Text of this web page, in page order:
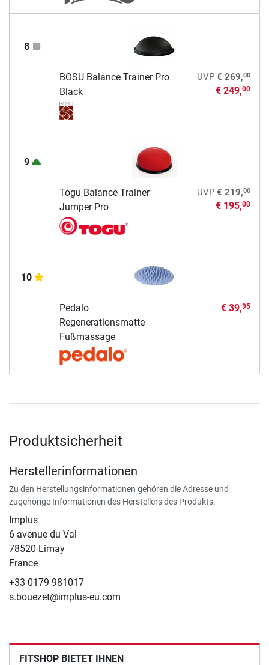
8
BOSU Balance Trainer Pro
Black
UVP € 269,00
€ 249,00
9
Togu Balance Trainer
Jumper Pro
UVP € 219,00
€ 195,00
10
Pedalo
Regenerationsmatte
Fußmassage
€ 39,95
Produktsicherheit
Herstellerinformationen
Zu den Herstellungsinformationen gehören die Adresse und
zugehörige Informationen des Herstellers des Produkts.
Implus
6 avenue du Val
78520 Limay
France
+33 0179 981017
s.bouezet@implus-eu.com
FITSHOP BIETET IHNEN